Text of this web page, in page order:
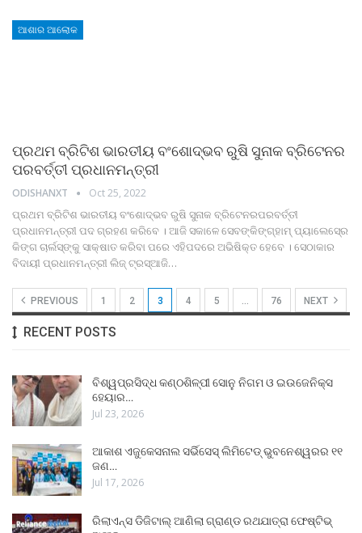
ଆଶାର ଆଲୋକ
ପ୍ରଥମ ବ୍ରିଟିଶ ଭାରତୀୟ ବଂଶୋଦ୍ଭବ ରୁଷି ସୁନାକ ବ୍ରିଟେନର
ପରବର୍ତ୍ତୀ ପ୍ରଧାନମନ୍ତ୍ରୀ
ODISHANXT Oct 25, 2022
ପ୍ରଥମ ବ୍ରିଟିଶ ଭାରତୀୟ ବଂଶୋଦ୍ଭବ ରୁଷି ସୁନାକ ବ୍ରିଟେନରପରବର୍ତ୍ତୀ
ପ୍ରଧାନମନ୍ତ୍ରୀ ପଦ ଗ୍ରହଣ କରିବେ । ଆଜି ସକାଳେ ସେବଙ୍କିଙ୍ଗ୍‍ହାମ୍‍ ପ୍ୟାଲେସ୍‍ରେ
କିଙ୍ଗ ଚାର୍ଲସ୍‍ଙ୍କୁ ସାକ୍ଷାତ କରିବା ପରେ ଏହିପଦରେ ଅଭିଷିକ୍ତ ହେବେ । ସେଠାକାର
ବିଦାୟୀ ପ୍ରଧାନମନ୍ତ୍ରୀ ଲିଜ୍‍ ଟ୍ରସ୍‍ଆଜି…
PREVIOUS 1 2 3 4 5 … 76 NEXT
RECENT POSTS
ବିଶ୍ୱପ୍ରସିଦ୍ଧ କଣ୍ଠଶିଳ୍ପୀ ସୋନୁ ନିଗମ ଓ ଇଉଜେନିକ୍ସ
ହେୟାର…
Jul 23, 2026
ଆକାଶ ଏଜୁକେସନାଲ ସର୍ଭିସେସ୍ ଲିମିଟେଡ୍ ଭୁବନେଶ୍ୱରର ୧୧
ଜଣ…
Jul 17, 2026
ରିଲାଏନ୍ସ ଡିଜିଟାଲ୍ ଆଣିଲା ଗ୍ରାଣ୍ଡ ରଥଯାତ୍ରା ଫେଷ୍ଟିଭ୍